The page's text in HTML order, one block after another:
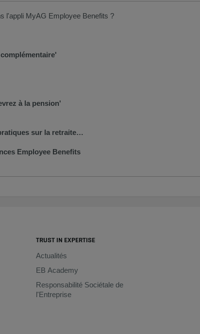
l'appli MyAG​​ Employee Benefits ?
à la pension'
sur la retraite…
Employee Benefits
TRUST IN EXPERTISE
Actualités
EB Academy
Responsabilité Sociétale de
l'Entreprise